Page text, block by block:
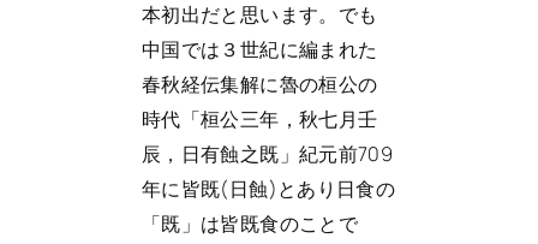
本初出だと思います。でも
中国では３世紀に編まれた
春秋経伝集解に魯の桓公の
時代「桓公三年，秋七月壬
辰，日有蝕之既」紀元前709
年に皆既(日蝕)とあり日食の
「既」は皆既食のことで